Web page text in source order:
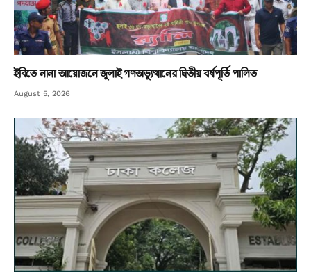
ইবিতে নানা আয়োজনে জুলাই গণঅভ্যুত্থানের দ্বিতীয় বর্ষপূর্তি পালিত
August 5, 2026